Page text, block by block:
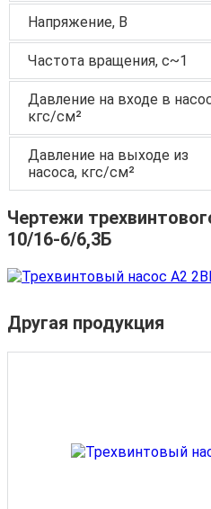
Напряжение, В
Частота вращения, c~1
Давление на входе в
кгс/см²
Давление на выходе из
насоса, кгс/см²
Чертежи
10/16-6/6,3Б
Другая продукция